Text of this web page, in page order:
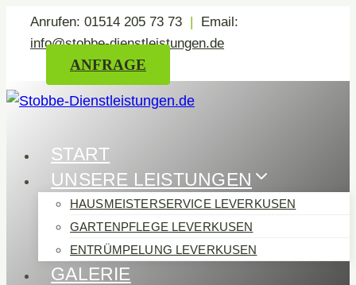
Zum
Inhalt
Anrufen: 01514 205 73 73 |
Email:
info@stobbe-dienstleistungen.de
ANFRAGE
START
UNSERE LEISTUNGEN
HAUSMEISTERSERVICE LEVERKUSEN
GARTENPFLEGE LEVERKUSEN
ENTRÜMPELUNG LEVERKUSEN
GALERIE